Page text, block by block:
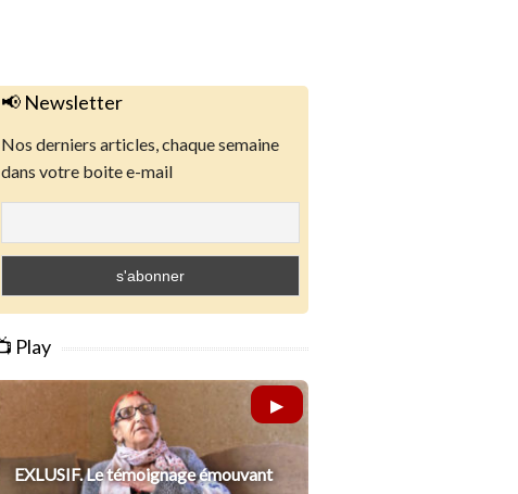
📢 Newsletter
Nos derniers articles, chaque semaine
dans votre boite e-mail
Play
EXLUSIF. Le témoignage émouvant